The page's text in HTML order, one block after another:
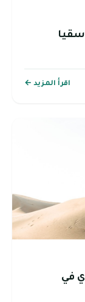
اقرأ المزيد ←
في